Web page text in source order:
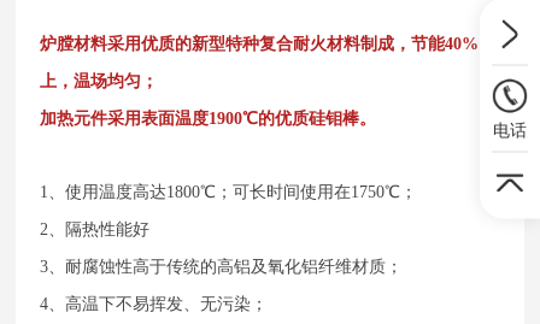
炉膛材料采用优质的新型特种复合耐火材料制成，节能40%以
上，温场均匀；
加热元件采用表面温度1900℃的优质硅钼棒。
1、使用温度高达1800℃；可长时间使用在1750℃；
2、隔热性能好
3、耐腐蚀性高于传统的高铝及氧化铝纤维材质；
4、高温下不易挥发、无污染；
电话